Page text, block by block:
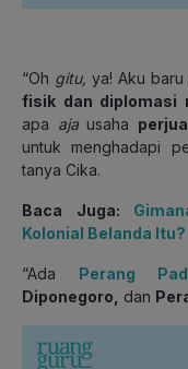
“Oh gitu, ya! Aku baru
fisik dan diplomasi
apa ajausaha
untuk menghadapi
tanya Cika.
Baca Juga:
Kolonial Belanda Itu?
“Ada Perang
Diponegoro, dan